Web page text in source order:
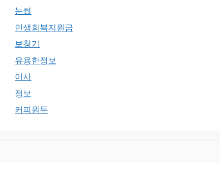
눈썹
민생회복지원금
보청기
유용한정보
이사
정보
커피원두